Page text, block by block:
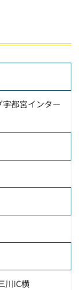
都宮インター
川IC横